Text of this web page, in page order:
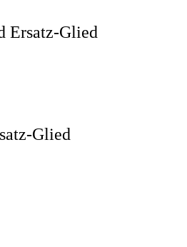
Ersatz-Glied
Glied